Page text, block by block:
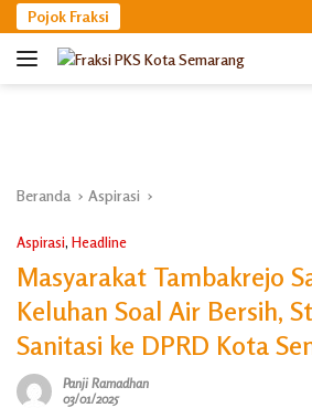
Langsung
ke
konten
Pojok Fraksi
Beranda Aspirasi
Aspirasi, Headline
Masyarakat Tambakrejo
Keluhan Soal Air Bersih,
Sanitasi ke DPRD Kota
Panji Ramadhan
03/01/2025